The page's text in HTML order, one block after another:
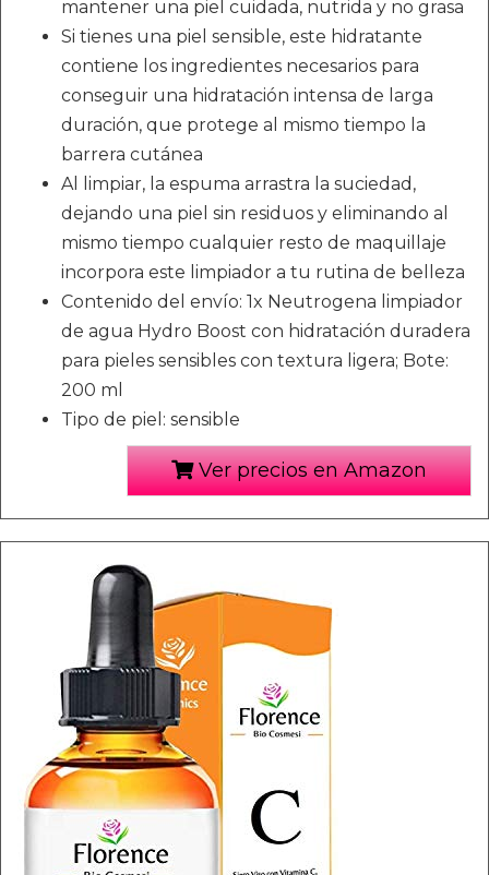
mantener una piel cuidada, nutrida y no grasa
Si tienes una piel sensible, este hidratante
contiene los ingredientes necesarios para
conseguir una hidratación intensa de larga
duración, que protege al mismo tiempo la
barrera cutánea
Al limpiar, la espuma arrastra la suciedad,
dejando una piel sin residuos y eliminando al
mismo tiempo cualquier resto de maquillaje
incorpora este limpiador a tu rutina de belleza
Contenido del envío: 1x Neutrogena limpiador
de agua Hydro Boost con hidratación duradera
para pieles sensibles con textura ligera; Bote:
200 ml
Tipo de piel: sensible
Ver precios en Amazon